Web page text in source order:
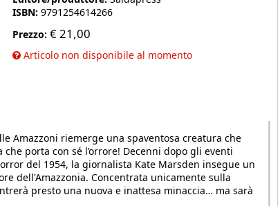
ISBN: 9791254614266
Prezzo: €21,00
Articolo non disponibile al momento
Amazzoni riemerge una spaventosa creatura che
porta con sé l’orrore! Decenni dopo gli eventi
del 1954, la giornalista Kate Marsden insegue un
dell'Amazzonia. Concentrata unicamente sulla
presto una nuova e inattesa minaccia… ma sarà